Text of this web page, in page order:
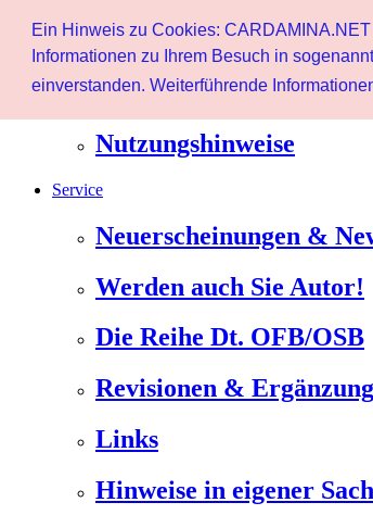
Ein Hinweis zu Cookies:
Informationen zu Ihrem Besuch in
einverstanden. Weiterführende
Start
Benutzer
Newsletter
Nutzungshinweise
Service
Neuerscheinungen &
Werden auch Sie Autor!
Die Reihe Dt. OFB/OSB
Revisionen &
Links
Hinweise in eigener